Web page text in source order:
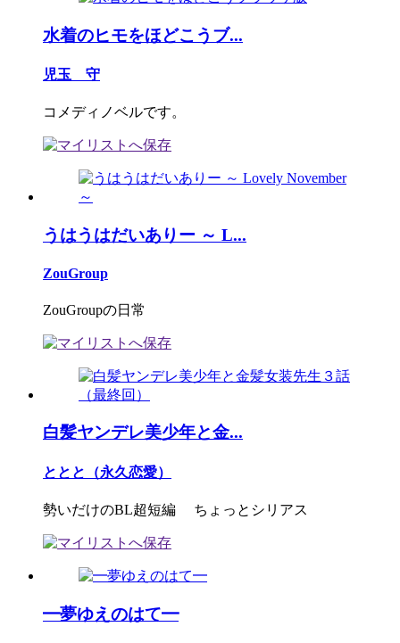
水着のヒモをほどこうブ...
児玉 守
コメディノベルです。
うはうはだいありー ～ L...
ZouGroup
ZouGroupの日常
白髪ヤンデレ美少年と金...
ととと（永久恋愛）
勢いだけのBL超短編 ちょっとシリアス
━夢ゆえのはて━